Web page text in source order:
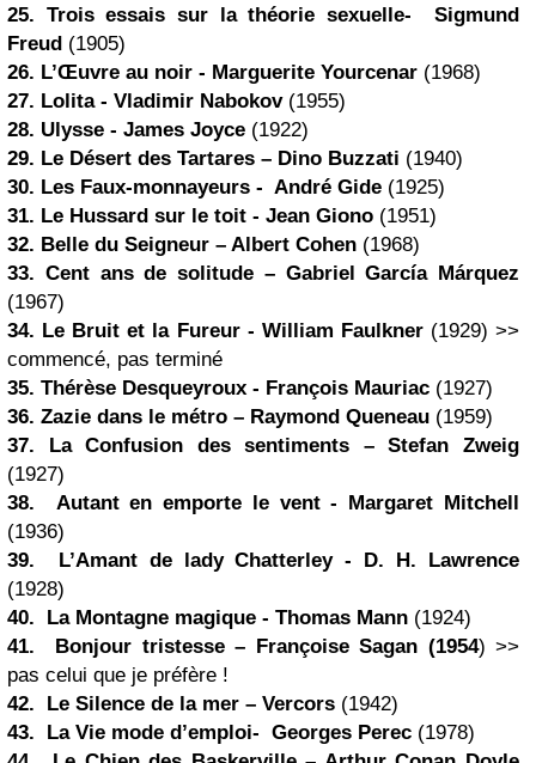
25. Trois essais sur la théorie sexuelle- Sigmund
Freud (1905)
26. L’Œuvre au noir - Marguerite Yourcenar (1968)
27. Lolita - Vladimir Nabokov(1955)
28. Ulysse - James Joyce (1922)
29. Le Désert des Tartares – Dino Buzzati (1940)
30. Les Faux-monnayeurs - André Gide (1925)
31. Le Hussard sur le toit - Jean Giono (1951)
32. Belle du Seigneur – Albert Cohen (1968)
33. Cent ans de solitude – Gabriel García Márquez
(1967)
34. Le Bruit et la Fureur - William Faulkner(1929) >>
commencé, pas terminé
35. Thérèse Desqueyroux - François Mauriac (1927)
36. Zazie dans le métro – Raymond Queneau (1959)
37. La Confusion des sentiments –Stefan Zweig
(1927)
38. Autant en emporte le vent - Margaret Mitchell
(1936)
39. L’Amant de lady Chatterley - D. H. Lawrence
(1928)
40. La Montagne magique - Thomas Mann (1924)
41. Bonjour tristesse– Françoise Sagan (1954) >>
pas celui que je préfère !
42. Le Silence de la mer – Vercors (1942)
43. La Vie mode d’emploi- Georges Perec (1978)